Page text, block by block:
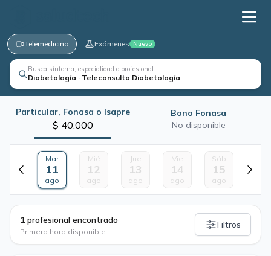
Telemedicina Exámenes Nuevo
Busca síntoma, especialidad o profesional
Diabetología · Teleconsulta Diabetología
Particular, Fonasa o Isapre
$ 40.000
Bono Fonasa
No disponible
Mar
11
ago
Mié
12
ago
Jue
13
ago
Vie
14
ago
Sáb
15
ago
1 profesional encontrado
Primera hora disponible
Filtros